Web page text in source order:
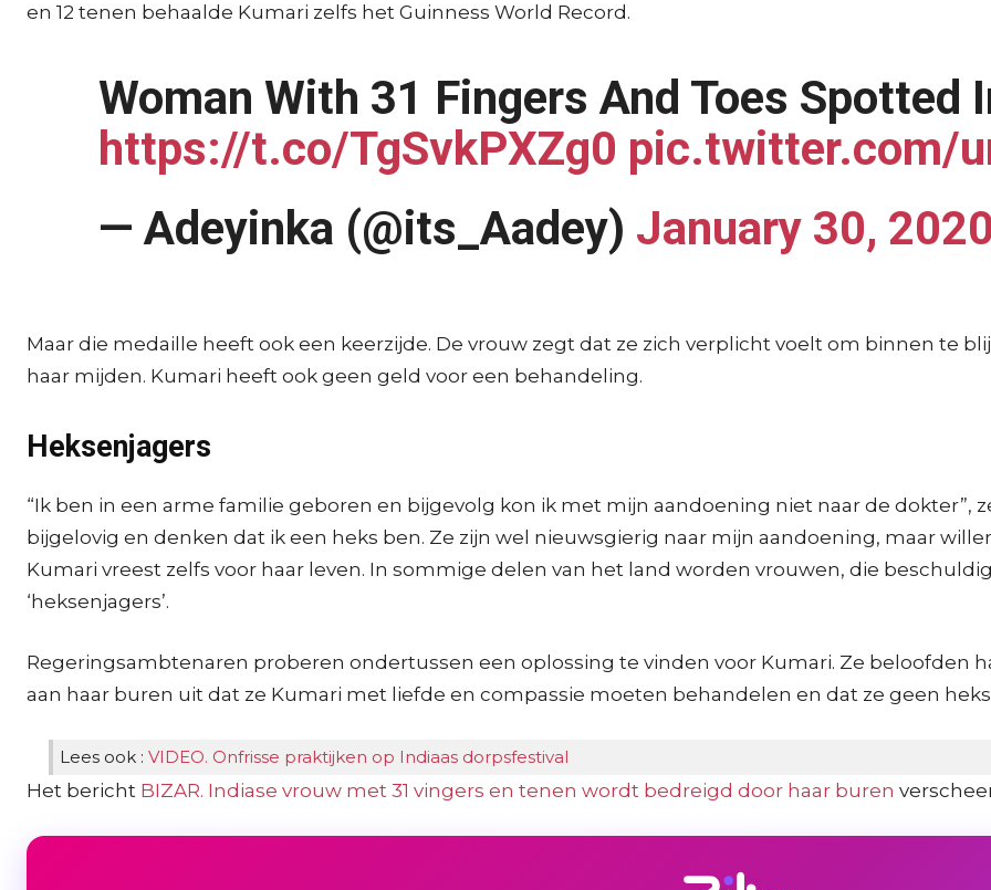
en 12 tenen behaalde Kumari zelfs het Guinness World Record.
Woman With 31 Fingers And Toes Spotted
https://t.co/TgSvkPXZg0 pic.twitter.com/
— Adeyinka (@its_Aadey) January 30,
Maar die medaille heeft ook een keerzijde. De vrouw zegt dat ze zich verplicht voelt om binnen te
haar mijden. Kumari heeft ook geen geld voor een behandeling.
Heksenjagers
“Ik ben in een arme familie geboren en bijgevolg kon ik met mijn aandoening niet naar de dokter”,
bijgelovig en denken dat ik een heks ben. Ze zijn wel nieuwsgierig naar mijn aandoening, maar
Kumari vreest zelfs voor haar leven. In sommige delen van het land worden vrouwen, die
‘heksenjagers’.
Regeringsambtenaren proberen ondertussen een oplossing te vinden voor Kumari. Ze beloofden
aan haar buren uit dat ze Kumari met liefde en compassie moeten behandelen en dat ze geen heks
Lees ook : VIDEO. Onfrisse praktijken op Indiaas dorpsfestival
Het bericht BIZAR. Indiase vrouw met 31 vingers en tenen wordt bedreigd door haar buren